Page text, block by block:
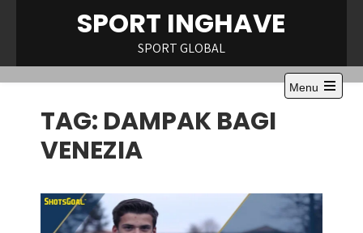
SPORT INGHAVE
SPORT GLOBAL
Menu
Open
TAG: DAMPAK BAGI
VENEZIA